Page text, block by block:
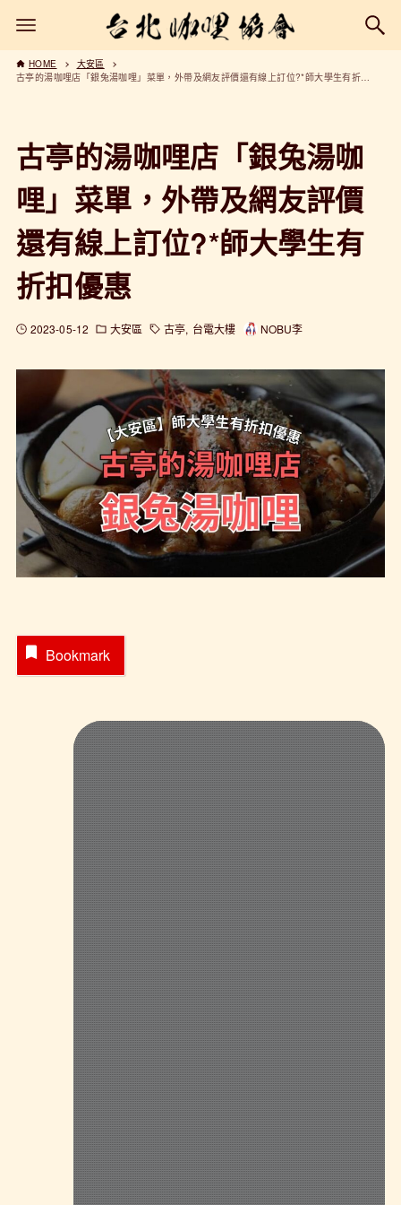
HOME
大安區
古亭的湯咖哩店「銀兔湯咖哩」菜單，外帶及網友評價還有線上訂位?*師大學生有折扣優惠
古亭的湯咖哩店「銀兔湯咖
哩」菜單，外帶及網友評價
還有線上訂位?*師大學生有
折扣優惠
2023-05-12 大安區 古亭 台電大樓 NOBU李
Bookmark